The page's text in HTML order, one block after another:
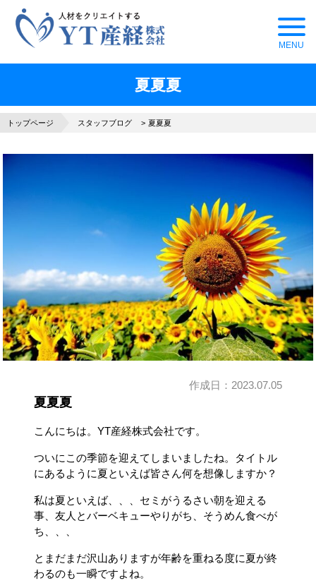
夏夏夏
トップページ スタッフブログ 夏夏夏
作成日： 2023.07.05
夏夏夏
こんにちは。YT産経株式会社です。
ついにこの季節を迎えてしまいましたね。タイトル
にあるように夏といえば皆さん何を想像しますか？
私は夏といえば、、、セミがうるさい朝を迎える
事、友人とバーベキューやりがち、そうめん食べが
ち、、、
とまだまだ沢山ありますが年齢を重ねる度に夏が終
わるのも一瞬ですよね。